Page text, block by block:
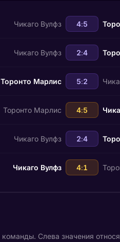
Чикаго Вулфз 4:5
Чикаго Вулфз 2:4
Торонто Марлис 5:2
Торонто Марлис 4:5
Чикаго Вулфз 2:4
Чикаго Вулфз 4:1
Слева значения